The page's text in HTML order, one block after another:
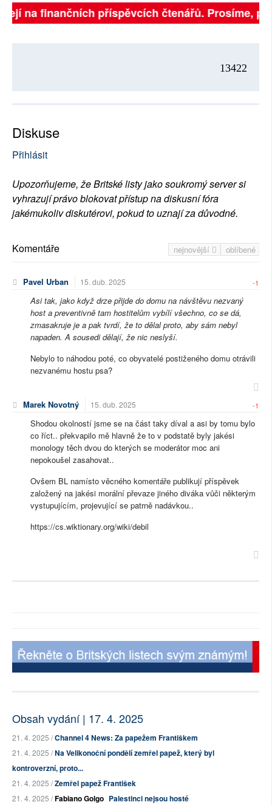
na finančních příspěvcích čtenářů. Prosíme,
13422
Diskuse
Přihlásit
Upozorňujeme, že Britské listy jako soukromý server si
vyhrazují právo blokovat přístup na diskusní fóra
jakémukoliv diskutérovi, pokud to uznají za důvodné.
nejnovější oblíbené
Komentáře
Pavel Urban 15. dub. 2025 -1
Asi tak, jako když drze přijde do domu na návštěvu nezvaný
host a preventivně tam hostitelům vybílí všechno, co se dá,
zmasakruje je a pak tvrdí, že to dělal proto, aby sám nebyl
napaden. A sousedi dělají, že nic neslyší.
Nebylo to náhodou poté, co obyvatelé postiženého domu otrávili
nezvanému hostu psa?
Marek Novotný 15. dub. 2025 -1
Shodou okolností jsme se na část taky díval a asi by tomu bylo
co říct.. překvapilo mě hlavně že to v podstatě byly jakési
monology těch dvou do kterých se moderátor moc ani
nepokoušel zasahovat..
Ovšem BL namísto věcného komentáře publikují příspěvek
založený na jakési morální převaze jiného diváka vůči některým
vystupujícím, projevující se patrně nadávkou..
https://cs.wiktionary.org/wiki/debil
Obsah vydání | 17. 4. 2025
21. 4. 2025 /Channel 4 News: Za papežem Františkem
21. 4. 2025 /Na Velikonoční pondělí zemřel papež, který byl
kontroverzní, proto...
21. 4. 2025 /Zemřel papež František
21. 4. 2025 /Fabiano Golgo Palestinci nejsou hosté